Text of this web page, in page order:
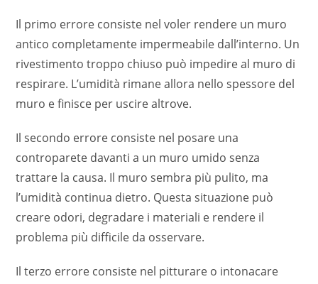
Il primo errore consiste nel voler rendere un muro
antico completamente impermeabile dall’interno. Un
rivestimento troppo chiuso può impedire al muro di
respirare. L’umidità rimane allora nello spessore del
muro e finisce per uscire altrove.
Il secondo errore consiste nel posare una
controparete davanti a un muro umido senza
trattare la causa. Il muro sembra più pulito, ma
l’umidità continua dietro. Questa situazione può
creare odori, degradare i materiali e rendere il
problema più difficile da osservare.
Il terzo errore consiste nel pitturare o intonacare